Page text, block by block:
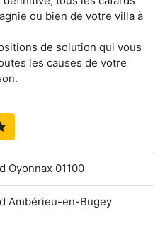
ou bien de votre villa à
de solution qui vous
les causes de votre
Oyonnax 01100
Ambérieu-en-Bugey